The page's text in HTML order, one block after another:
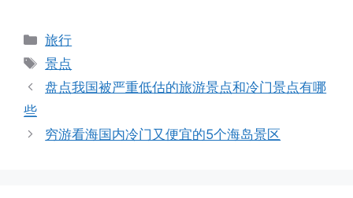
分
类
旅行
标
签
景点
盘点我国被严重低估的旅游景点和冷门景点有哪
些
穷游看海国内冷门又便宜的5个海岛景区